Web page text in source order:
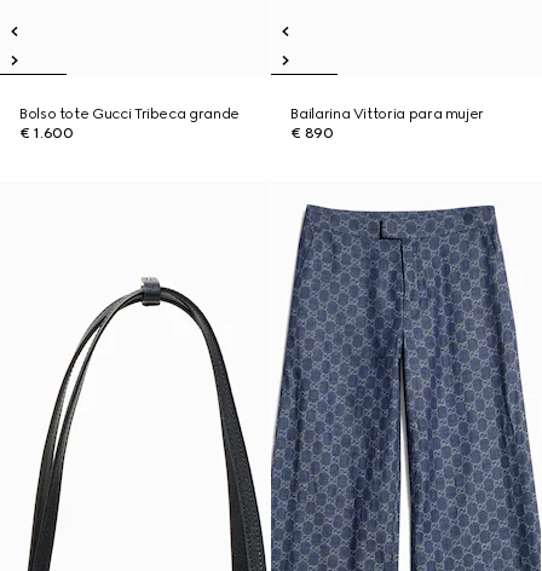
Bolso tote Gucci Tribeca grande
€ 1.600
Bailarina Vittoria para mujer
€ 890